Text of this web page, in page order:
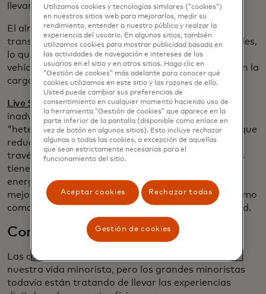
llevar la tecnología al mercado.
El almacenamiento de energía también podría
transformar mediante nuevas estructuras materiales,
lo que permitiría que los condensadores de los
vehículos eléctricos y otros dispositivos mantuvieran la
carga durante mucho más tiempo.
Live Sciencecubrió un avance reciente, realizado
inadvertidamente por científicos, en
"heteroestructuras" con una propiedad novedosa que
reduce la velocidad a la que la energía se disipa a
través de un material. Estos nuevos condensadores
tienen el potencial de contener una densidad de
energía 19 veces mayor y podrían ser la base para
mejorar las baterías tanto en dispositivos de consumo
como en almacenamiento de energía a escala de red.
Comprobando
Las compras en línea son una parte habitual de
nuestra vida minorista, pero los grandes minoristas
todavía están tratando de llevar las experiencias
Utilizamos cookies y tecnologías similares (“cookies”)
en nuestros sitios web para mejorarlos, medir su
rendimiento, entender a nuestro público y realzar la
experiencia del usuario. En algunos sitios, también
utilizamos cookies para mostrar publicidad basada en
las actividades de navegación e intereses de los
usuarios en el sitio y en otros sitios. Haga clic en
“Gestión de cookies” más adelante para conocer qué
cookies utilizamos en este sitio y las razones de ello.
Usted puede cambiar sus preferencias de
consentimiento en cualquier momento haciendo uso de
la herramienta “Gestión de cookies” que aparece en la
parte inferior de la pantalla (disponible como enlace en
vez de botón en algunos sitios). Esto incluye rechazar
algunas o todas las cookies, a excepción de aquellas
que sean estrictamente necesarias para el
funcionamiento del sitio.
Aceptar cookies Rechazar todas
Gestión de cookies